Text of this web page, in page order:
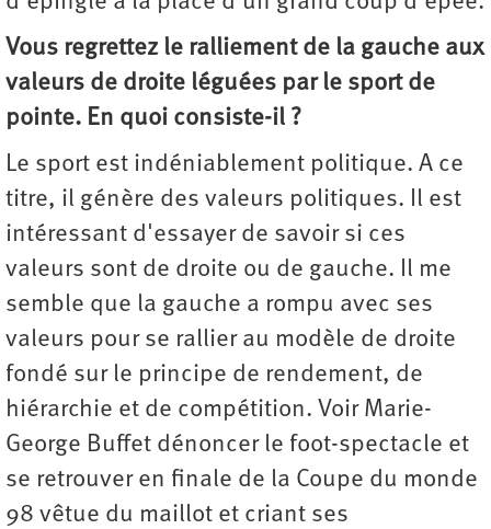
Vous regrettez le ralliement de la gauche aux
valeurs de droite léguées par le sport de
pointe. En quoi consiste-il ?
Le sport est indéniablement politique. A ce
titre, il génère des valeurs politiques. Il est
intéressant d'essayer de savoir si ces
valeurs sont de droite ou de gauche. Il me
semble que la gauche a rompu avec ses
valeurs pour se rallier au modèle de droite
fondé sur le principe de rendement, de
hiérarchie et de compétition. Voir Marie-
George Buffet dénoncer le foot-spectacle et
se retrouver en finale de la Coupe du monde
98 vêtue du maillot et criant ses